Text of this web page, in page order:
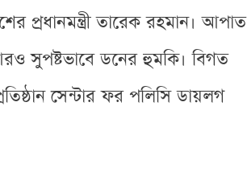
প্রধানমন্ত্রী তারেক রহমান। আপাত
সুপষ্টভাবে ডনের হুমকি। বিগত
সেন্টার ফর পলিসি ডায়লগ